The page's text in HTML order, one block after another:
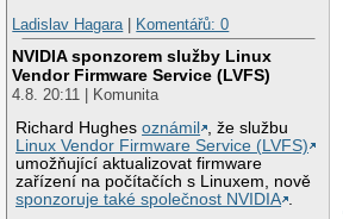
Ladislav Hagara| Komentářů: 0
NVIDIA sponzorem služby Linux
Vendor Firmware Service (LVFS)
4.8. 20:11 | Komunita
Richard Hughesoznámil
, že službu
Linux Vendor Firmware Service (LVFS)
umožňující aktualizovat firmware
zařízení na počítačích s Linuxem, nově
sponzoruje také společnost NVIDIA .